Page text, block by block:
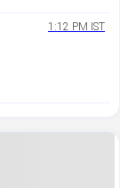
1:12 PM IST